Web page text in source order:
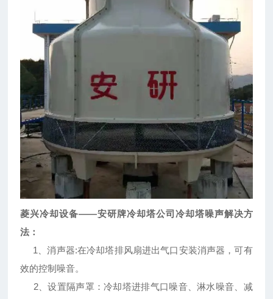
菱兴冷却设备——安研牌冷却塔公司冷却塔噪声解决方
法：
1、消声器:在冷却塔排风扇进出气口安装消声器，可有
效的控制噪音。
2、设置隔声罩：冷却塔进排气口噪音、淋水噪音、减